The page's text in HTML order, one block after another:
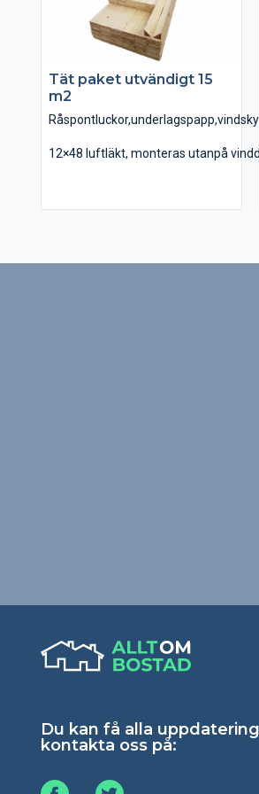
Tät paket utvändigt 15
m2
12×48 luftläkt, monteras utanpå
Du kan få alla
kontakta oss på: